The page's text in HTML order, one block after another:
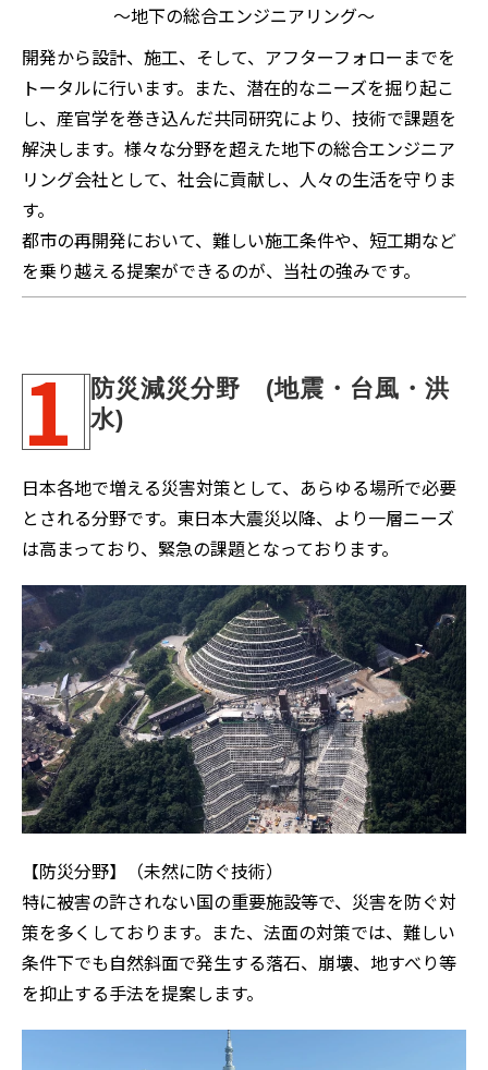
～地下の総合エンジニアリング～
開発から設計、施工、そして、アフターフォローまでを
トータルに行います。また、潜在的なニーズを掘り起こ
し、産官学を巻き込んだ共同研究により、技術で課題を
解決します。様々な分野を超えた地下の総合エンジニア
リング会社として、社会に貢献し、人々の生活を守りま
す。
都市の再開発において、難しい施工条件や、短工期など
を乗り越える提案ができるのが、当社の強みです。
1
防災減災分野　(地震・台風・洪
水)
日本各地で増える災害対策として、あらゆる場所で必要
とされる分野です。東日本大震災以降、より一層ニーズ
は高まっており、緊急の課題となっております。
【防災分野】（未然に防ぐ技術）
特に被害の許されない国の重要施設等で、災害を防ぐ対
策を多くしております。また、法面の対策では、難しい
条件下でも自然斜面で発生する落石、崩壊、地すべり等
を抑止する手法を提案します。